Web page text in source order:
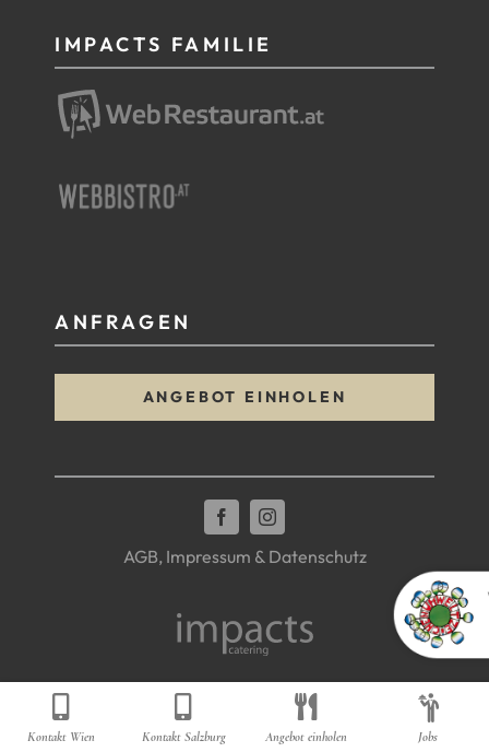
IMPACTS FAMILIE
ANFRAGEN
ANGEBOT EINHOLEN
AGB, Impressum & Datenschutz
Kontakt Wien Kontakt Salzburg Angebot einholen Jobs